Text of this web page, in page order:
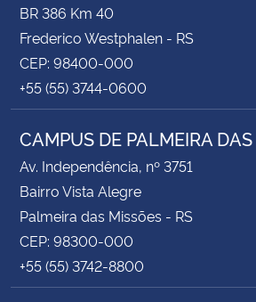
BR 386 Km 40
Frederico Westphalen - RS
CEP: 98400-000
+55 (55) 3744-0600
CAMPUS DE PALMEIRA
Av. Independência, nº 3751
Bairro Vista Alegre
Palmeira das Missões - RS
CEP: 98300-000
+55 (55) 3742-8800